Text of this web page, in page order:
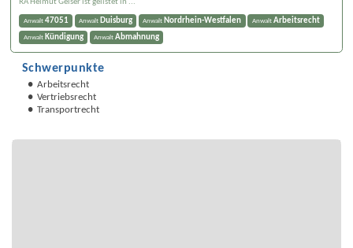
RA Helmut Geiser ist gelistet in ...
Anwalt 47051 Anwalt Duisburg Anwalt Nordrhein-Westfalen Anwalt Arbeitsrecht
Anwalt Kündigung Anwalt Abmahnung
Schwerpunkte
Arbeitsrecht
Vertriebsrecht
Transportrecht